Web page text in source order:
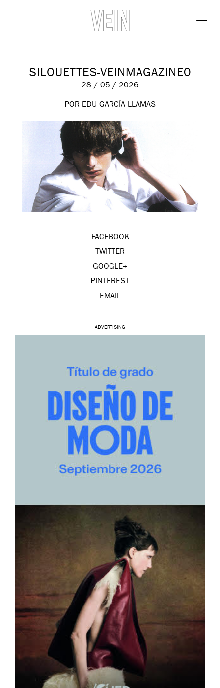
SILOUETTES-VEINMAGAZINE0
28 / 05 / 2026
POR EDU GARCÍA LLAMAS
FACEBOOK
TWITTER
GOOGLE+
PINTEREST
EMAIL
ADVERTISING